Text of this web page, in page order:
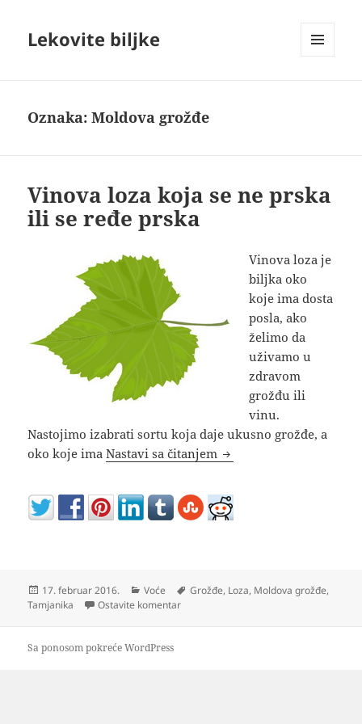
Lekovite biljke
Oznaka:Moldova grožđe
Vinova loza koja se ne prska
ili se ređe prska
Vinova loza je
biljka oko
koje ima dosta
posla, ako
želimo da
uživamo u
zdravom
grožđu ili
vinu.
Nastojimo izabrati sortu koja daje ukusno grožđe, a
oko koje imaNastavi sa čitanjem Vinova loza koja se ne
Objavljeno
17. februar 2016. Kategorije
Voće Oznake
Grožđe, Loza, Moldova grožđe,
Tamjanika
Ostavite komentarna Vinova loza koja se ne prska ili se
Sa ponosom pokreće WordPress